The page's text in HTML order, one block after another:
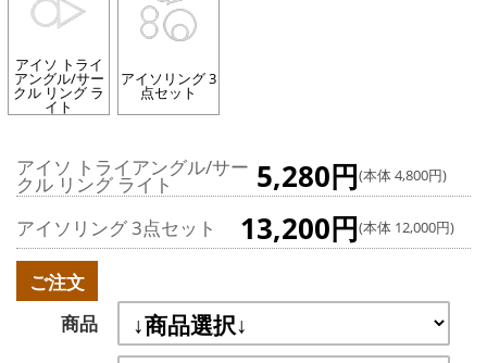
アイソ トライ
アングル/サー
クル リング ラ
イト
アイソリング 3
点セット
アイソ トライアングル/サー
クル リング ライト 5,280円(本体 4,800円)
アイソリング 3点セット 13,200円(本体 12,000円)
ご注文
商品